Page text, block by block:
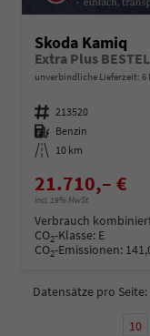
Skoda Kamiq
unverbindliche Lieferzeit: 6
Fahrzeugnummer 213520
Kraftstoff Benzin
Kilometerstand 10 km
21.710,– €
incl. 19% MwSt.
Verbrauch
CO2-Klasse: E
CO2-Emissionen:
Datensätze pro Seite:
10